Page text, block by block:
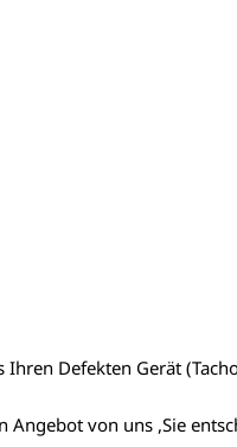
Ihren Defekten Gerät
Angebot von uns ,Sie